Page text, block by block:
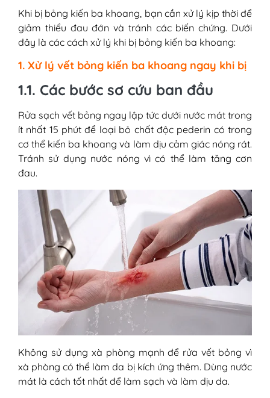
Khi bị bỏng kiến ba khoang, bạn cần xử lý kịp thời để
giảm thiểu đau đớn và tránh các biến chứng. Dưới
đây là các cách xử lý khi bị bỏng kiến ba khoang:
1. Xử lý vết bỏng kiến ba khoang ngay khi bị
1.1. Các bước sơ cứu ban đầu
Rửa sạch vết bỏng ngay lập tức dưới nước mát trong
ít nhất 15 phút để loại bỏ chất độc pederin có trong
cơ thể kiến ba khoang và làm dịu cảm giác nóng rát.
Tránh sử dụng nước nóng vì có thể làm tăng cơn
đau.
Không sử dụng xà phòng mạnh để rửa vết bỏng vì
xà phòng có thể làm da bị kích ứng thêm. Dùng nước
mát là cách tốt nhất để làm sạch và làm dịu da.